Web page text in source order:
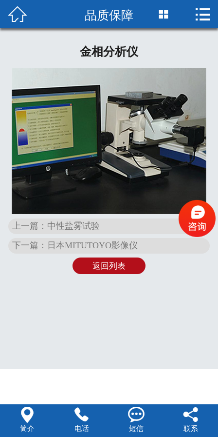
网站首页
品质保障
车间缩影
新闻资讯
 品质保障  
金相分析仪
上一篇：中性盐雾试验
下一篇：日本MITUTOYO影像仪
返回列表

简介

电话

短信

联系